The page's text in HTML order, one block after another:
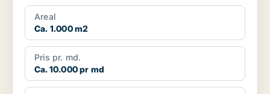
Areal
Ca. 1.000 m2
Pris pr. md.
Ca. 10.000 pr md